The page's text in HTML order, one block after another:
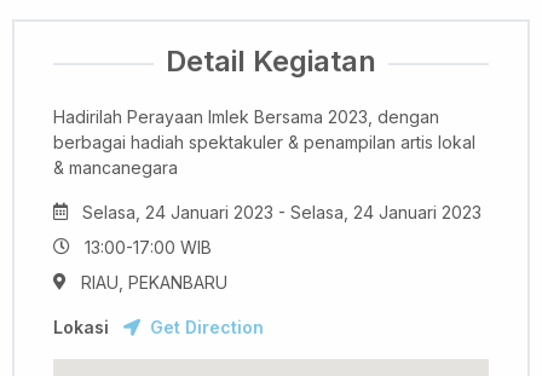
Detail Kegiatan
Hadirilah Perayaan Imlek Bersama 2023, dengan
berbagai hadiah spektakuler & penampilan artis lokal
& mancanegara
Selasa, 24 Januari 2023 - Selasa, 24 Januari 2023
13:00-17:00 WIB
RIAU, PEKANBARU
Lokasi Get Direction